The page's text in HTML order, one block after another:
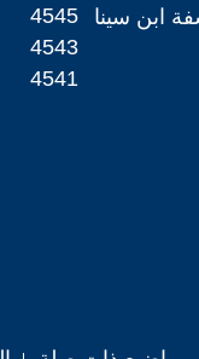
4545 ابن سينا
4543
4541